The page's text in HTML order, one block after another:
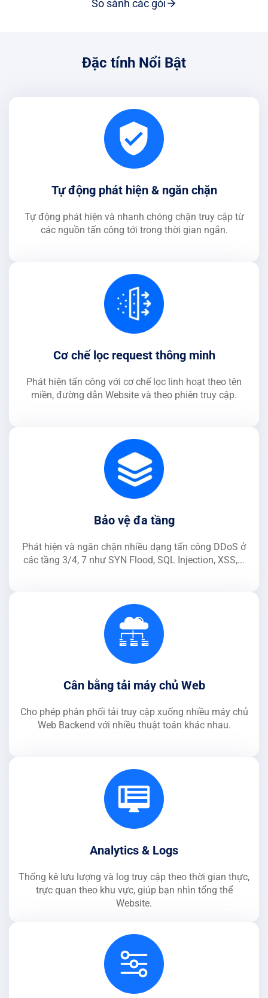
So sánh các gói
Đặc tính Nổi Bật
Tự động phát hiện & ngăn chặn
Tự động phát hiện và nhanh chóng chặn truy cập từ
các nguồn tấn công tới trong thời gian ngắn.
Cơ chế lọc request thông minh
Phát hiện tấn công với cơ chế lọc linh hoạt theo tên
miền, đường dẫn Website và theo phiên truy cập.
Bảo vệ đa tầng
Phát hiện và ngăn chặn nhiều dạng tấn công DDoS ở
các tầng 3/4, 7 như SYN Flood, SQL Injection, XSS,...
Cân bằng tải máy chủ Web
Cho phép phân phối tải truy cập xuống nhiều máy chủ
Web Backend với nhiều thuật toán khác nhau.
Analytics & Logs
Thống kê lưu lượng và log truy cập theo thời gian thực,
trực quan theo khu vực, giúp bạn nhìn tổng thể
Website.